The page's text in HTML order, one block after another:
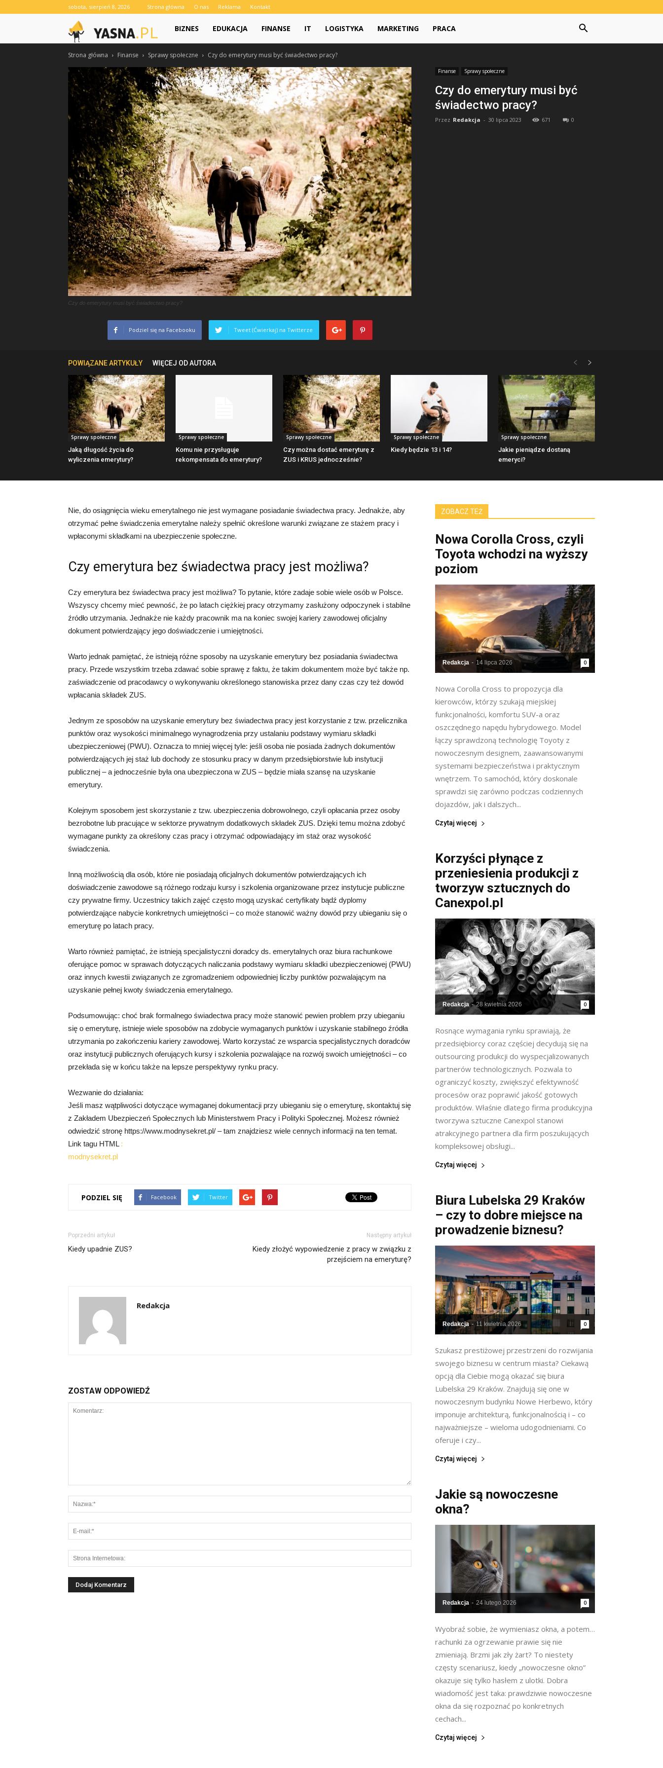
sobota, sierpień 8, 2026 Strona główna O nas Reklama Kontakt
Yasna.pl
BIZNES EDUKACJA FINANSE IT LOGISTYKA MARKETING PRACA
Strona główna Finanse Sprawy społeczne Czy do emerytury musi być świadectwo pracy?
Finanse Sprawy społeczne
Czy do emerytury musi być
świadectwo pracy?
Przez Redakcja - 30 lipca 2023 671 0
Czy do emerytury musi być świadectwo pracy?
Podziel się na Facebooku Tweet (Ćwierkaj) na Twitterze
POWIĄZANE ARTYKUŁY WIĘCEJ OD AUTORA
Sprawy społeczne
Jaką długość życia do
wyliczenia emerytury?
Sprawy społeczne
Komu nie przysługuje
rekompensata do emerytury?
Sprawy społeczne
Czy można dostać emeryturę z
ZUS i KRUS jednocześnie?
Sprawy społeczne
Kiedy będzie 13 i 14?
Sprawy społeczne
Jakie pieniądze dostaną
emeryci?
Nie, do osiągnięcia wieku emerytalnego nie jest wymagane posiadanie świadectwa pracy. Jednakże, aby
otrzymać pełne świadczenia emerytalne należy spełnić określone warunki związane ze stażem pracy i
wpłaconymi składkami na ubezpieczenie społeczne.
Czy emerytura bez świadectwa pracy jest możliwa?
Czy emerytura bez świadectwa pracy jest możliwa? To pytanie, które zadaje sobie wiele osób w Polsce.
Wszyscy chcemy mieć pewność, że po latach ciężkiej pracy otrzymamy zasłużony odpoczynek i stabilne
źródło utrzymania. Jednakże nie każdy pracownik ma na koniec swojej kariery zawodowej oficjalny
dokument potwierdzający jego doświadczenie i umiejętności.
Warto jednak pamiętać, że istnieją różne sposoby na uzyskanie emerytury bez posiadania świadectwa
pracy. Przede wszystkim trzeba zdawać sobie sprawę z faktu, że takim dokumentem może być także np.
zaświadczenie od pracodawcy o wykonywaniu określonego stanowiska przez dany czas czy też dowód
wpłacania składek ZUS.
Jednym ze sposobów na uzyskanie emerytury bez świadectwa pracy jest korzystanie z tzw. przelicznika
punktów oraz wysokości minimalnego wynagrodzenia przy ustalaniu podstawy wymiaru składki
ubezpieczeniowej (PWU). Oznacza to mniej więcej tyle: jeśli osoba nie posiada żadnych dokumentów
potwierdzających jej staż lub dochody ze stosunku pracy w danym przedsiębiorstwie lub instytucji
publicznej – a jednocześnie była ona ubezpieczona w ZUS – będzie miała szansę na uzyskanie
emerytury.
Kolejnym sposobem jest skorzystanie z tzw. ubezpieczenia dobrowolnego, czyli opłacania przez osoby
bezrobotne lub pracujące w sektorze prywatnym dodatkowych składek ZUS. Dzięki temu można zdobyć
wymagane punkty za określony czas pracy i otrzymać odpowiadający im staż oraz wysokość
świadczenia.
Inną możliwością dla osób, które nie posiadają oficjalnych dokumentów potwierdzających ich
doświadczenie zawodowe są różnego rodzaju kursy i szkolenia organizowane przez instytucje publiczne
czy prywatne firmy. Uczestnicy takich zajęć często mogą uzyskać certyfikaty bądź dyplomy
potwierdzające nabycie konkretnych umiejętności – co może stanowić ważny dowód przy ubieganiu się o
emeryturę po latach pracy.
Warto również pamiętać, że istnieją specjalistyczni doradcy ds. emerytalnych oraz biura rachunkowe
oferujące pomoc w sprawach dotyczących naliczania podstawy wymiaru składki ubezpieczeniowej (PWU)
oraz innych kwestii związanych ze zgromadzeniem odpowiedniej liczby punktów pozwalającym na
uzyskanie pełnej kwoty świadczenia emerytalnego.
Podsumowując: choć brak formalnego świadectwa pracy może stanowić pewien problem przy ubieganiu
się o emeryturę, istnieje wiele sposobów na zdobycie wymaganych punktów i uzyskanie stabilnego źródła
utrzymania po zakończeniu kariery zawodowej. Warto korzystać ze wsparcia specjalistycznych doradców
oraz instytucji publicznych oferujących kursy i szkolenia pozwalające na rozwój swoich umiejętności – co
przekłada się w końcu także na lepsze perspektywy rynku pracy.
Wezwanie do działania:
Jeśli masz wątpliwości dotyczące wymaganej dokumentacji przy ubieganiu się o emeryturę, skontaktuj się
z Zakładem Ubezpieczeń Społecznych lub Ministerstwem Pracy i Polityki Społecznej. Możesz również
odwiedzić stronę https://www.modnysekret.pl/ – tam znajdziesz wiele cennych informacji na ten temat.
Link tagu HTML :
modnysekret.pl
PODZIEL SIĘ Facebook Twitter
Poprzedni artykuł
Kiedy upadnie ZUS?
Następny artykuł
Kiedy złożyć wypowiedzenie z pracy w związku z
przejściem na emeryturę?
Redakcja
ZOSTAW ODPOWIEDŹ
ZOBACZ TEŻ
Nowa Corolla Cross, czyli
Toyota wchodzi na wyższy
poziom
Redakcja - 14 lipca 2026 0
Nowa Corolla Cross to propozycja dla
kierowców, którzy szukają miejskiej
funkcjonalności, komfortu SUV-a oraz
oszczędnego napędu hybrydowego. Model
łączy sprawdzoną technologię Toyoty z
nowoczesnym designem, zaawansowanymi
systemami bezpieczeństwa i praktycznym
wnętrzem. To samochód, który doskonale
sprawdzi się zarówno podczas codziennych
dojazdów, jak i dalszych...
Czytaj więcej
Korzyści płynące z
przeniesienia produkcji z
tworzyw sztucznych do
Canexpol.pl
Redakcja - 28 kwietnia 2026 0
Rosnące wymagania rynku sprawiają, że
przedsiębiorcy coraz częściej decydują się na
outsourcing produkcji do wyspecjalizowanych
partnerów technologicznych. Pozwala to
ograniczyć koszty, zwiększyć efektywność
procesów oraz poprawić jakość gotowych
produktów. Właśnie dlatego firma produkcyjna
tworzywa sztuczne Canexpol stanowi
atrakcyjnego partnera dla firm poszukujących
kompleksowej obsługi...
Czytaj więcej
Biura Lubelska 29 Kraków
– czy to dobre miejsce na
prowadzenie biznesu?
Redakcja - 11 kwietnia 2026 0
Szukasz prestiżowej przestrzeni do rozwijania
swojego biznesu w centrum miasta? Ciekawą
opcją dla Ciebie mogą okazać się biura
Lubelska 29 Kraków. Znajdują się one w
nowoczesnym budynku Nowe Herbewo, który
imponuje architekturą, funkcjonalnością i – co
najważniejsze – wieloma udogodnieniami. Co
oferuje i czy...
Czytaj więcej
Jakie są nowoczesne
okna?
Redakcja - 24 lutego 2026 0
Wyobraź sobie, że wymieniasz okna, a potem…
rachunki za ogrzewanie prawie się nie
zmieniają. Brzmi jak zły żart? To niestety
częsty scenariusz, kiedy „nowoczesne okno”
okazuje się tylko hasłem z ulotki. Dobra
wiadomość jest taka: prawdziwie nowoczesne
okna da się rozpoznać po konkretnych
cechach...
Czytaj więcej